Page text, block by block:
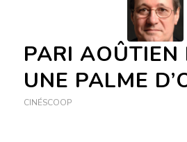
PARI AOÛTIEN
UNE PALME
CINÉSCOOP